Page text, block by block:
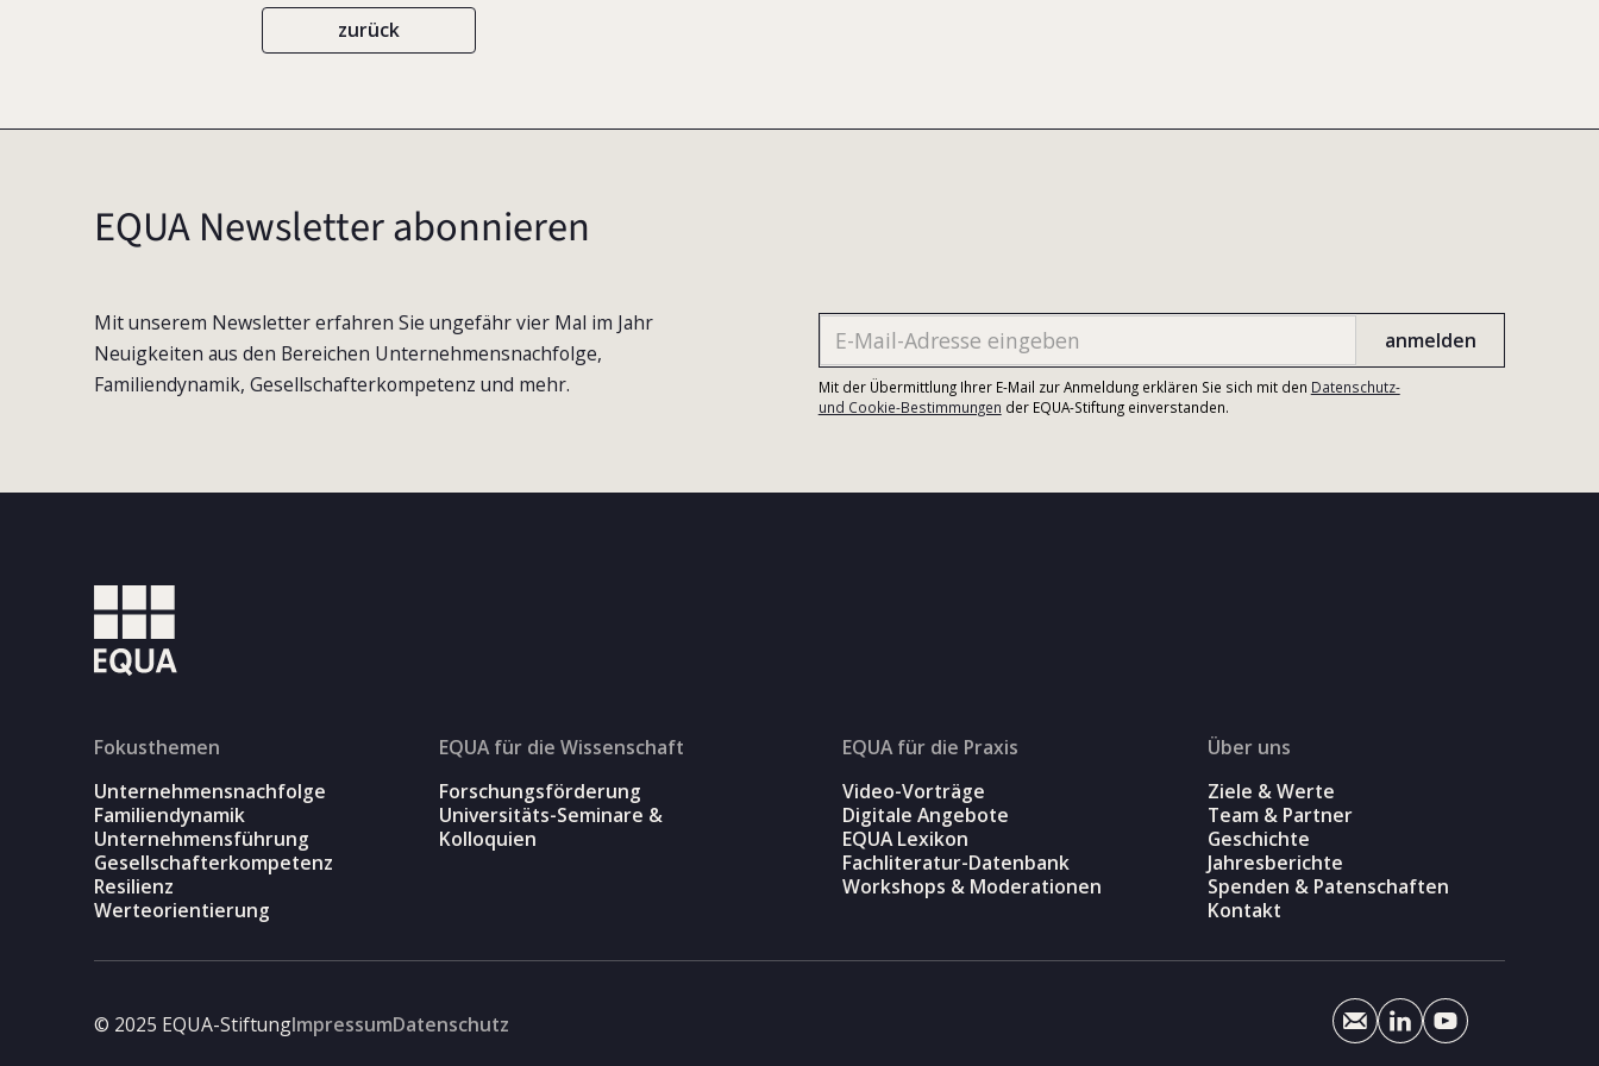
zurück
EQUA Newsletter abonnieren
Mit unserem Newsletter erfahren Sie ungefähr vier Mal im Jahr
Neuigkeiten aus den Bereichen Unternehmensnachfolge,
Familiendynamik, Gesellschafterkompetenz und mehr.
Mit der Übermittlung Ihrer E-Mail zur Anmeldung erklären Sie sich mit den Datenschutz-
und Cookie-Bestimmungen der EQUA-Stiftung einverstanden.
Fokusthemen
Unternehmensnachfolge
Familiendynamik
Unternehmensführung
Gesellschafterkompetenz
Resilienz
Werteorientierung
EQUA für die Wissenschaft
Forschungsförderung
Universitäts-Seminare &
Kolloquien
EQUA für die Praxis
Video-Vorträge
Digitale Angebote
EQUA Lexikon
Fachliteratur-Datenbank
Workshops & Moderationen
Über uns
Ziele & Werte
Team & Partner
Geschichte
Jahresberichte
Spenden & Patenschaften
Kontakt
© 2025 EQUA-StiftungImpressumDatenschutz